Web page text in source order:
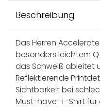
Beschreibung
Das Herren
besonders leichtem
das Schweiß ableitet
Reflektierende
Sichtbarkeit bei
Must-have-T-Shirt für